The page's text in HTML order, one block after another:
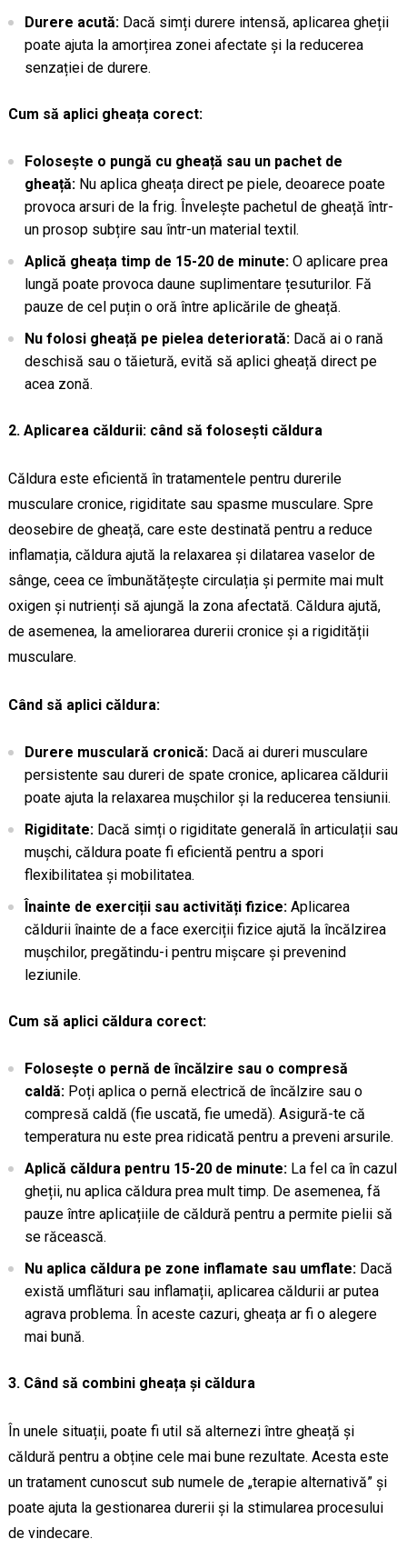
Durere acută:Dacă simți durere intensă, aplicarea gheții
poate ajuta la amorțirea zonei afectate și la reducerea
senzației de durere.
Cum să aplici gheața corect:
Folosește o pungă cu gheață sau un pachet de
gheață:Nu aplica gheața direct pe piele, deoarece poate
provoca arsuri de la frig. Învelește pachetul de gheață într-
un prosop subțire sau într-un material textil.
Aplică gheața timp de 15-20 de minute:O aplicare prea
lungă poate provoca daune suplimentare țesuturilor. Fă
pauze de cel puțin o oră între aplicările de gheață.
Nu folosi gheață pe pielea deteriorată:Dacă ai o rană
deschisă sau o tăietură, evită să aplici gheață direct pe
acea zonă.
2. Aplicarea căldurii: când să folosești căldura
Căldura este eficientă în tratamentele pentru durerile
musculare cronice, rigiditate sau spasme musculare. Spre
deosebire de gheață, care este destinată pentru a reduce
inflamația, căldura ajută la relaxarea și dilatarea vaselor de
sânge, ceea ce îmbunătățește circulația și permite mai mult
oxigen și nutrienți să ajungă la zona afectată. Căldura ajută,
de asemenea, la ameliorarea durerii cronice și a rigidității
musculare.
Când să aplici căldura:
Durere musculară cronică:Dacă ai dureri musculare
persistente sau dureri de spate cronice, aplicarea căldurii
poate ajuta la relaxarea mușchilor și la reducerea tensiunii.
Rigiditate:Dacă simți o rigiditate generală în articulații sau
mușchi, căldura poate fi eficientă pentru a spori
flexibilitatea și mobilitatea.
Înainte de exerciții sau activități fizice:Aplicarea
căldurii înainte de a face exerciții fizice ajută la încălzirea
mușchilor, pregătindu-i pentru mișcare și prevenind
leziunile.
Cum să aplici căldura corect:
Folosește o pernă de încălzire sau o compresă
caldă:Poți aplica o pernă electrică de încălzire sau o
compresă caldă (fie uscată, fie umedă). Asigură-te că
temperatura nu este prea ridicată pentru a preveni arsurile.
Aplică căldura pentru 15-20 de minute:La fel ca în cazul
gheții, nu aplica căldura prea mult timp. De asemenea, fă
pauze între aplicațiile de căldură pentru a permite pielii să
se răcească.
Nu aplica căldura pe zone inflamate sau umflate:Dacă
există umflături sau inflamații, aplicarea căldurii ar putea
agrava problema. În aceste cazuri, gheața ar fi o alegere
mai bună.
3. Când să combini gheața și căldura
În unele situații, poate fi util să alternezi între gheață și
căldură pentru a obține cele mai bune rezultate. Acesta este
un tratament cunoscut sub numele de „terapie alternativă” și
poate ajuta la gestionarea durerii și la stimularea procesului
de vindecare.